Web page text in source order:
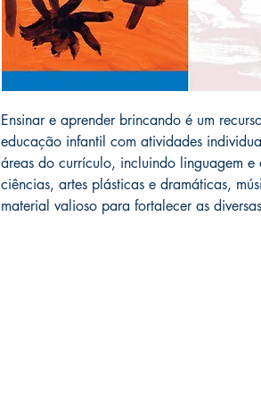
Ensinar e aprender brincando é um
educação infantil com atividades
áreas do currículo, incluindo linguagem
ciências, artes plásticas e dramáticas,
material valioso para fortalecer as